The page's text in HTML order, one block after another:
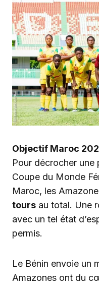
Objectif Maroc
Pour décrocher une
Coupe du Monde
Maroc, les
tours au total. Une
avec un tel état
permis.
Le Bénin envoie un
Amazones ont du